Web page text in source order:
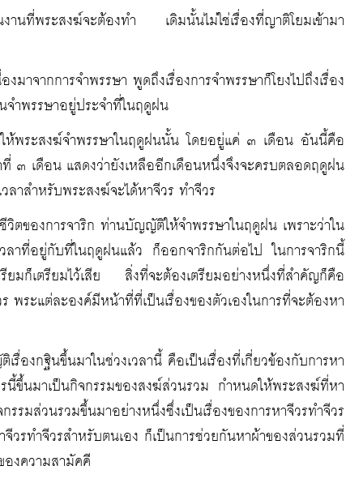
ที่พระสงฆ์จะต้องทำ เดิมนั้นไม่ใช่เรื่องที่ญาติโยมเข้ามา
าจากการจำพรรษา พูดถึงเรื่องการจำพรรษาก็โยงไปถึงเรื่อง
ำพรรษาอยู่ประจำที่ในฤดูฝน
พระสงฆ์จำพรรษาในฤดูฝนนั้น โดยอยู่แค่ ๓ เดือน อันนี้คือ
๓ เดือน แสดงว่ายังเหลืออีกเดือนหนึ่งจึงจะครบตลอดฤดูฝน
ลาสำหรับพระสงฆ์จะได้หาจีวร ทำจีวร
ของการจาริก ท่านบัญญัติให้จำพรรษาในฤดูฝน เพราะว่าใน
าที่อยู่กับที่ในฤดูฝนแล้ว ก็ออกจาริกกันต่อไป ในการจาริกนี้
มก็เตรียมไว้เสีย สิ่งที่จะต้องเตรียมอย่างหนึ่งที่สำคัญก็คือ
พระแต่ละองค์มีหน้าที่ที่เป็นเรื่องของตัวเองในการที่จะต้องหา
รื่องกฐินขึ้นมาในช่วงเวลานี้ คือเป็นเรื่องที่เกี่ยวข้องกับการหา
นี้ขึ้นมาเป็นกิจกรรมของสงฆ์ส่วนรวม กำหนดให้พระสงฆ์ที่หา
มส่วนรวมขึ้นมาอย่างหนึ่งซึ่งเป็นเรื่องของการหาจีวรทำจีวร
วรทำจีวรสำหรับตนเอง ก็เป็นการช่วยกันหาผ้าของส่วนรวมที่
งความสามัคคี